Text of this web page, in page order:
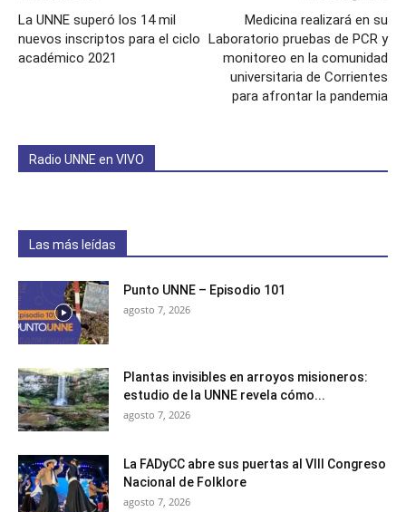
La UNNE superó los 14 mil
nuevos inscriptos para el ciclo
académico 2021
Medicina realizará en su
Laboratorio pruebas de PCR y
monitoreo en la comunidad
universitaria de Corrientes
para afrontar la pandemia
Radio UNNE en VIVO
Las más leídas
Punto UNNE – Episodio 101
agosto 7, 2026
Plantas invisibles en arroyos misioneros:
estudio de la UNNE revela cómo...
agosto 7, 2026
La FADyCC abre sus puertas al VIII Congreso
Nacional de Folklore
agosto 7, 2026